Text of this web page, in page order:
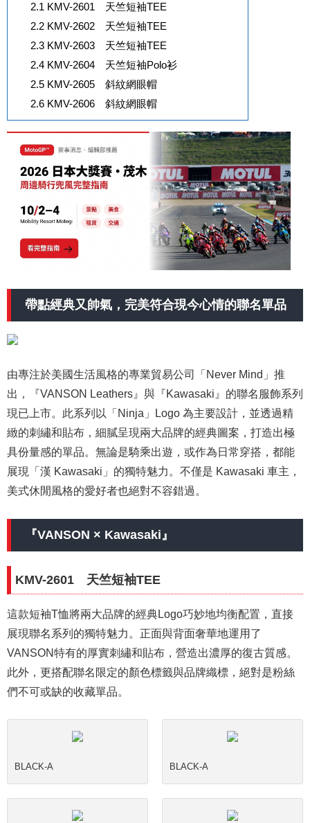
2.1 KMV-2601 天竺短袖TEE
2.2KMV-2602 天竺短袖TEE
2.3KMV-2603 天竺短袖TEE
2.4KMV-2604 天竺短袖Polo衫
2.5KMV-2605 斜紋網眼帽
2.6KMV-2606 斜紋網眼帽
帶點經典又帥氣，完美符合現今心情的聯名單品
由專注於美國生活風格的專業貿易公司「Never Mind」推
出，『VANSON Leathers』與『Kawasaki』的聯名服飾系列
現已上市。此系列以「Ninja」Logo 為主要設計，並透過精
緻的刺繡和貼布，細膩呈現兩大品牌的經典圖案，打造出極
具份量感的單品。無論是騎乘出遊，或作為日常穿搭，都能
展現「漢 Kawasaki」的獨特魅力。不僅是 Kawasaki 車主，
美式休閒風格的愛好者也絕對不容錯過。
『VANSON × Kawasaki』
KMV-2601 天竺短袖TEE
這款短袖T恤將兩大品牌的經典Logo巧妙地均衡配置，直接
展現聯名系列的獨特魅力。正面與背面奢華地運用了
VANSON特有的厚實刺繡和貼布，營造出濃厚的復古質感。
此外，更搭配聯名限定的顏色標籤與品牌織標，絕對是粉絲
們不可或缺的收藏單品。
BLACK-A BLACK-A